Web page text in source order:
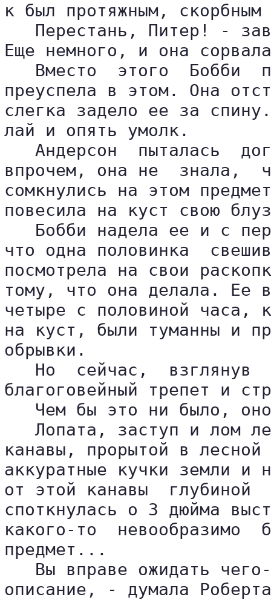
к был протяжным,
Перестань, Питер! -
Еще немного, и она
Вместо  этого  Бобби
преуспела в этом. Она
слегка задело ее за
лай и опять умолк.
Андерсон  пыталась
впрочем, она не  знала,
сомкнулись на этом
повесила на куст свою
Бобби надела ее и с
что одна половинка
посмотрела на свои
тому, что она делала. Ее
четыре с половиной часа,
на куст, были туманны и
обрывки.
Но  сейчас,  взглянув
благоговейный трепет и
Чем бы это ни было,
Лопата, заступ и лом
канавы, прорытой в
аккуратные кучки земли и
от этой канавы
споткнулась о 3 дюйма
какого-то
предмет...
Вы вправе ожидать
описание, - думала